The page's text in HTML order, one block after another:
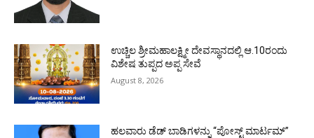
ಉಚ್ಚಿಲ ಶ್ರೀಮಹಾಲಕ್ಷ್ಮೀ ದೇವಸ್ಥಾನದಲ್ಲಿ ಆ.10ರಂದು
ವಿಶೇಷ ತುಪ್ಪದ ಅಪ್ಪ ಸೇವೆ
August 8, 2026
ಹಲವಾರು ಡೆಡ್ ಬಾಡಿಗಳನ್ನು “ಪೋಸ್ಟ್ ಮಾರ್ಟಮ್”